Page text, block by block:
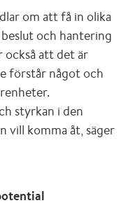
om att få in olika
och hantering
också att det är
förstår något och
styrkan i den
vill komma åt, säger